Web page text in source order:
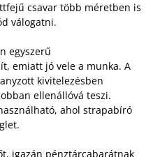
csavar több méretben is
válogatni.
egyszerű
emiatt jó vele a munka. A
kivitelezésben
ellenállóvá teszi.
ahol strapabíró
igazán pénztárcabarátnak